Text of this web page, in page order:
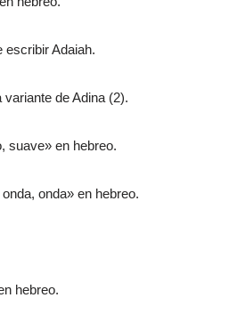
escribir Adaiah.
de Adina (2).
suave» en hebreo.
onda» en hebreo.
hebreo.